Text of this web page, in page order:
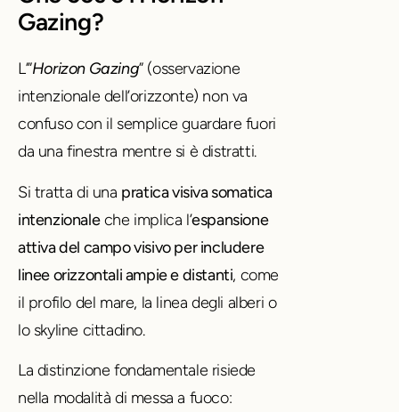
Gazing?
L’”Horizon Gazing” (osservazione
intenzionale dell’orizzonte) non va
confuso con il semplice guardare fuori
da una finestra mentre si è distratti.
Si tratta di una pratica visiva somatica
intenzionaleche implica l’espansione
attiva del campo visivo per includere
linee orizzontali ampie e distanti, come
il profilo del mare, la linea degli alberi o
lo skyline cittadino.
La distinzione fondamentale risiede
nella modalità di messa a fuoco: